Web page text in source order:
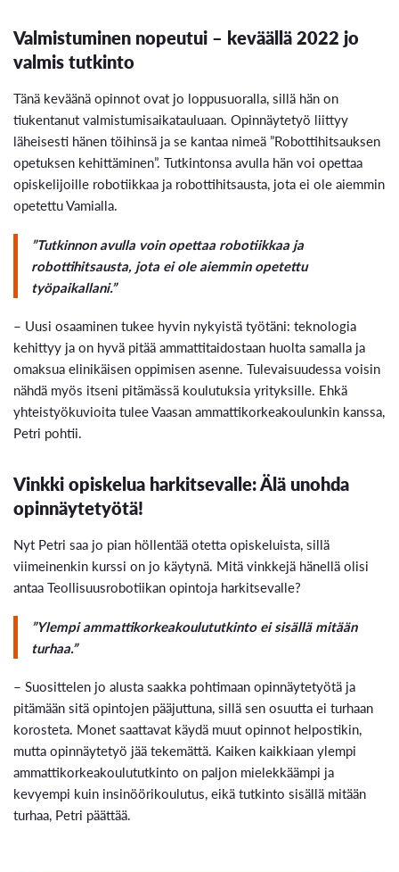
Valmistuminen nopeutui – keväällä 2022 jo
valmis tutkinto
Tänä keväänä opinnot ovat jo loppusuoralla, sillä hän on
tiukentanut valmistumisaikatauluaan. Opinnäytetyö liittyy
läheisesti hänen töihinsä ja se kantaa nimeä ”Robottihitsauksen
opetuksen kehittäminen”. Tutkintonsa avulla hän voi opettaa
opiskelijoille robotiikkaa ja robottihitsausta, jota ei ole aiemmin
opetettu Vamialla.
”Tutkinnon avulla voin opettaa robotiikkaa ja
robottihitsausta, jota ei ole aiemmin opetettu
työpaikallani.”
– Uusi osaaminen tukee hyvin nykyistä työtäni: teknologia
kehittyy ja on hyvä pitää ammattitaidostaan huolta samalla ja
omaksua elinikäisen oppimisen asenne. Tulevaisuudessa voisin
nähdä myös itseni pitämässä koulutuksia yrityksille. Ehkä
yhteistyökuvioita tulee Vaasan ammattikorkeakoulunkin kanssa,
Petri pohtii.
Vinkki opiskelua harkitsevalle: Älä unohda
opinnäytetyötä!
Nyt Petri saa jo pian höllentää otetta opiskeluista, sillä
viimeinenkin kurssi on jo käytynä. Mitä vinkkejä hänellä olisi
antaa Teollisuusrobotiikan opintoja harkitsevalle?
”Ylempi ammattikorkeakoulututkinto ei sisällä mitään
turhaa.”
– Suosittelen jo alusta saakka pohtimaan opinnäytetyötä ja
pitämään sitä opintojen pääjuttuna, sillä sen osuutta ei turhaan
korosteta. Monet saattavat käydä muut opinnot helpostikin,
mutta opinnäytetyö jää tekemättä. Kaiken kaikkiaan ylempi
ammattikorkeakoulututkinto on paljon mielekkäämpi ja
kevyempi kuin insinöörikoulutus, eikä tutkinto sisällä mitään
turhaa, Petri päättää.